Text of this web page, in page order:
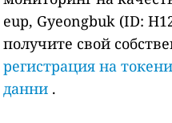
eup, Gyeongbuk (ID:
получите свой
регистрация на
данни .